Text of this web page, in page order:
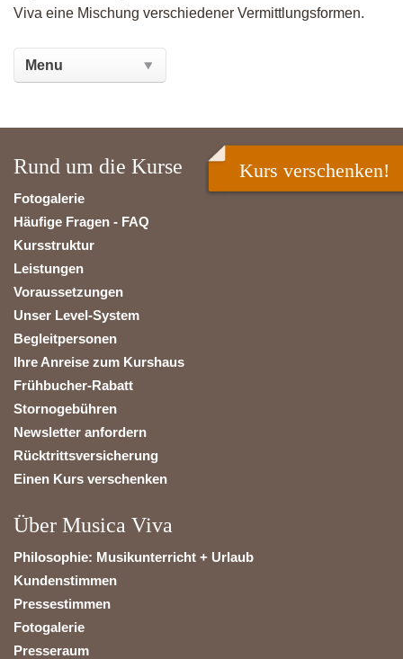
Viva eine Mischung verschiedener Vermittlungsformen.
Rund um die Kurse
Fotogalerie
Häufige Fragen - FAQ
Kursstruktur
Leistungen
Voraussetzungen
Unser Level-System
Begleitpersonen
Ihre Anreise zum Kurshaus
Frühbucher-Rabatt
Stornogebühren
Newsletter anfordern
Rücktrittsversicherung
Einen Kurs verschenken
Über Musica Viva
Philosophie: Musikunterricht + Urlaub
Kundenstimmen
Pressestimmen
Fotogalerie
Presseraum
Kurs verschenken!